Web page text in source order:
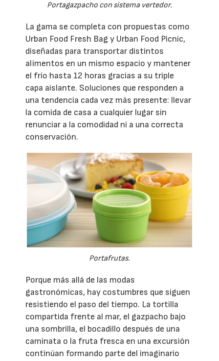
Portagazpacho con sistema vertedor.
La gama se completa con propuestas como
Urban Food Fresh Bag y Urban Food Picnic,
diseñadas para transportar distintos
alimentos en un mismo espacio y mantener
el frío hasta 12 horas gracias a su triple
capa aislante. Soluciones que responden a
una tendencia cada vez más presente: llevar
la comida de casa a cualquier lugar sin
renunciar a la comodidad ni a una correcta
conservación.
Portafrutas.
Porque más allá de las modas
gastronómicas, hay costumbres que siguen
resistiendo el paso del tiempo. La tortilla
compartida frente al mar, el gazpacho bajo
una sombrilla, el bocadillo después de una
caminata o la fruta fresca en una excursión
continúan formando parte del imaginario